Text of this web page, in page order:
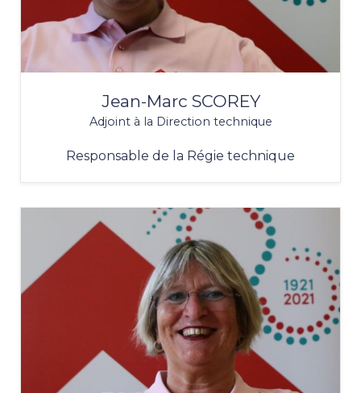
Jean-Marc SCOREY
Adjoint à la Direction technique
Responsable de la Régie technique